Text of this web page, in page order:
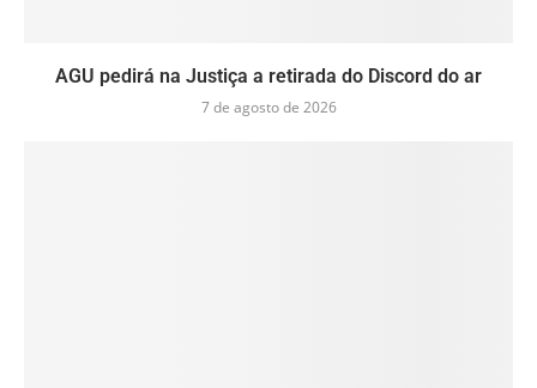
AGU pedirá na Justiça a retirada do Discord do ar
7 de agosto de 2026